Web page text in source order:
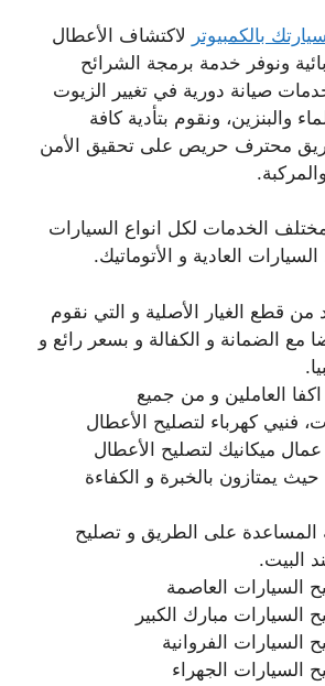
بالكمبيوتر لاكتشاف الأعطال
ونوفر خدمة برمجة الشرائح
صيانة دورية في تغيير الزيوت
والبنزين، ونقوم بتأدية كافة
محترف حريص على تحقيق الأمن
الخدمات لكل انواع السيارات
السيارات العادية و الأتوماتيك.
من قطع الغيار الأصلية و التي نقوم
مع الضمانة و الكفالة و بسعر رائع و
اكفا العاملين و من جميع
فنيي كهرباء لتصليح الأعطال
عمال ميكانيك لتصليح الأعطال
حيث يمتازون بالخبرة و الكفاءة
المساعدة على الطريق و تصليح
البيت.
السيارات العاصمة
السيارات مبارك الكبير
السيارات الفروانية
السيارات الجهراء